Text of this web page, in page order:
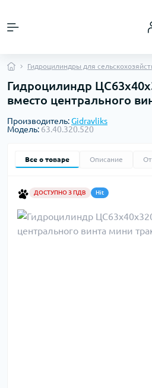
Гидроцилиндры для
Гидроцилиндр
вместо центрального
Производитель:Gidravliks
Модель: 63.40.320.520
Все о товаре Описание
ДОСТУПНО З ПДВ Hit